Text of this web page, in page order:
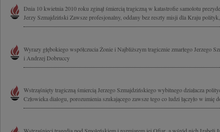
Dnia 10 kwietnia 2010 roku zginął śmiercią tragiczną w katastrofie samolotu
Jerzy Szmajdziński Zawsze profesjonalny, oddany bez reszty misji dla Kraju
Wyrazy głębokiego współczucia Żonie i Najbliższym tragicznie zmarłego Jerzego
i Andrzej Dobruccy
Wstrząśnięty tragiczną śmiercią Jerzego Szmajdzińskiego wybitnego działacza
Człowieka dialogu, porozumienia szukającego zawsze tego co ludzi łączyło w imię